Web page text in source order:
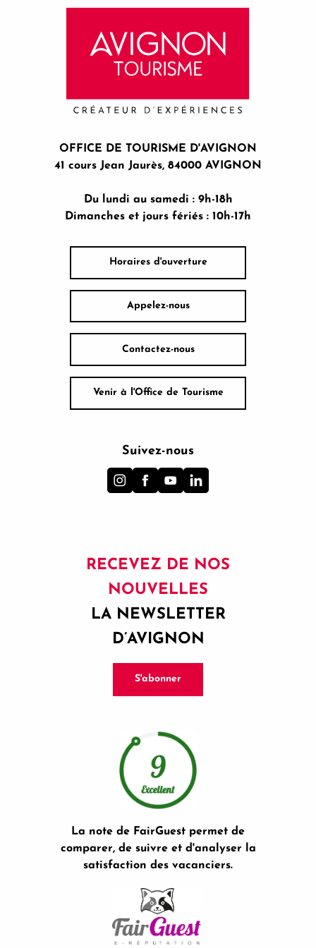
OFFICE DE TOURISME D'AVIGNON
41 cours Jean Jaurès, 84000 AVIGNON
Du lundi au samedi : 9h-18h
Dimanches et jours fériés : 10h-17h
Horaires d'ouverture
Appelez-nous
Contactez-nous
Venir à l'Office de Tourisme
Suivez-nous
RECEVEZ DE NOS
NOUVELLES
LA NEWSLETTER
D’AVIGNON
S'abonner
La note de FairGuest permet de
comparer, de suivre et d'analyser la
satisfaction des vacanciers.